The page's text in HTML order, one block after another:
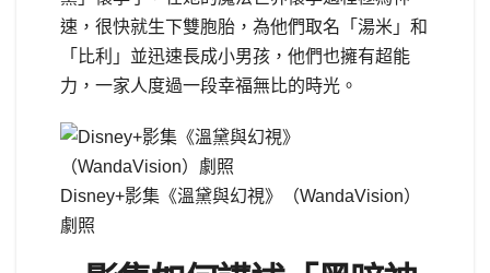
速，很快就生下雙胞胎，為他們取名「湯米」和
「比利」並迅速長成小男孩，他們也擁有超能
力，一家人度過一段幸福無比的時光。
Disney+影集《溫黛與幻視》（WandaVision）
劇照